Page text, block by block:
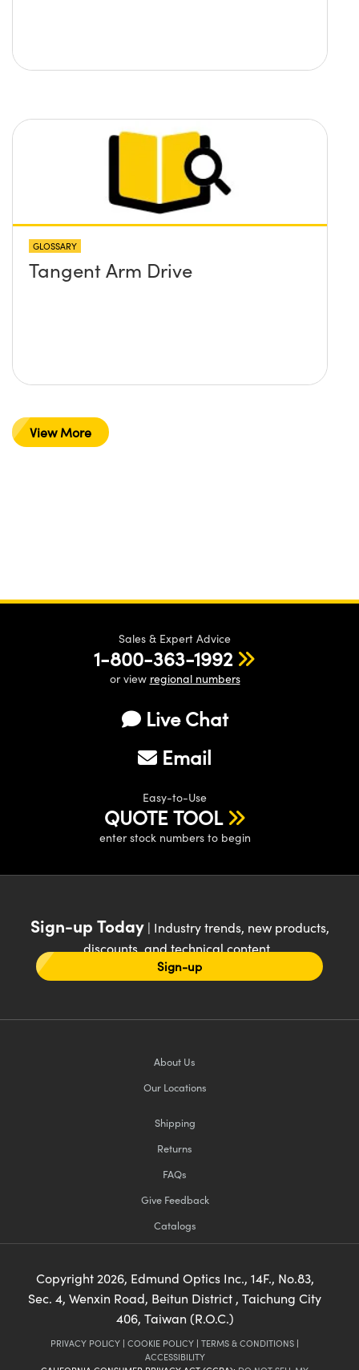
GLOSSARY
Tangent Arm Drive
View More
Sales & Expert Advice
1-800-363-1992
or view regional numbers
Live Chat
Email
Easy-to-Use
QUOTE TOOL
enter stock numbers to begin
Sign-up Today| Industry trends, new products,
discounts, and technical content
Sign-up
About Us
Our Locations
Shipping
Returns
FAQs
Give Feedback
Catalogs
Copyright 2026, Edmund Optics Inc., 14F., No.83,
Sec. 4, Wenxin Road, Beitun District , Taichung City
406, Taiwan (R.O.C.)
PRIVACY POLICY | COOKIE POLICY | TERMS & CONDITIONS |
ACCESSIBILITY